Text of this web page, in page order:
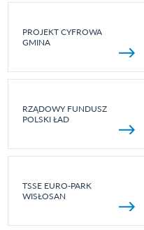
PROJEKT CYFROWA
GMINA
RZĄDOWY FUNDUSZ
POLSKI ŁAD
TSSE EURO-PARK
WISŁOSAN